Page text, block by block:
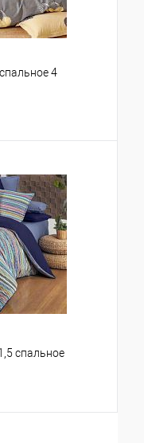
4
Сравнение
В наличии
спальное